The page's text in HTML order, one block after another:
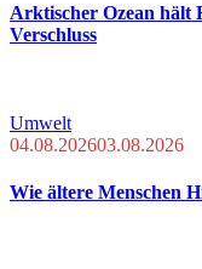
Arktischer Ozean hält
Verschluss
Umwelt
04.08.202603.08.2026
Wie ältere Menschen